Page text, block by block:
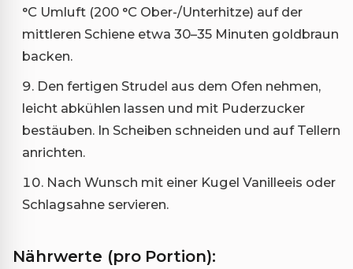
°C Umluft (200 °C Ober-/Unterhitze) auf der
mittleren Schiene etwa 30–35 Minuten goldbraun
backen.
Den fertigen Strudel aus dem Ofen nehmen,
leicht abkühlen lassen und mit Puderzucker
bestäuben. In Scheiben schneiden und auf Tellern
anrichten.
Nach Wunsch mit einer Kugel Vanilleeis oder
Schlagsahne servieren.
Nährwerte (pro Portion):